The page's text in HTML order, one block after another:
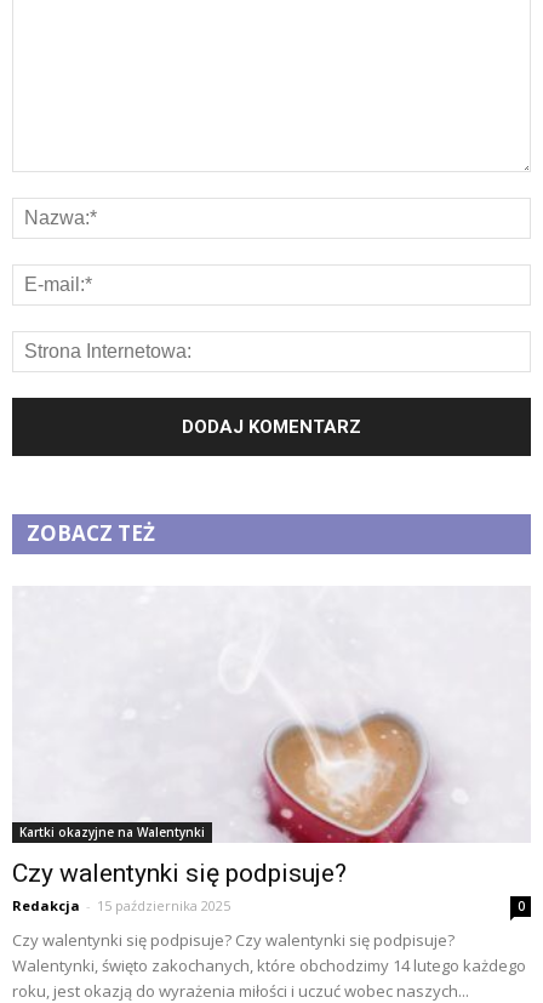
ZOBACZ TEŻ
Kartki okazyjne na Walentynki
Czy walentynki się podpisuje?
Redakcja - 15 października 2025 0
Czy walentynki się podpisuje? Czy walentynki się podpisuje?
Walentynki, święto zakochanych, które obchodzimy 14 lutego każdego
roku, jest okazją do wyrażenia miłości i uczuć wobec naszych...